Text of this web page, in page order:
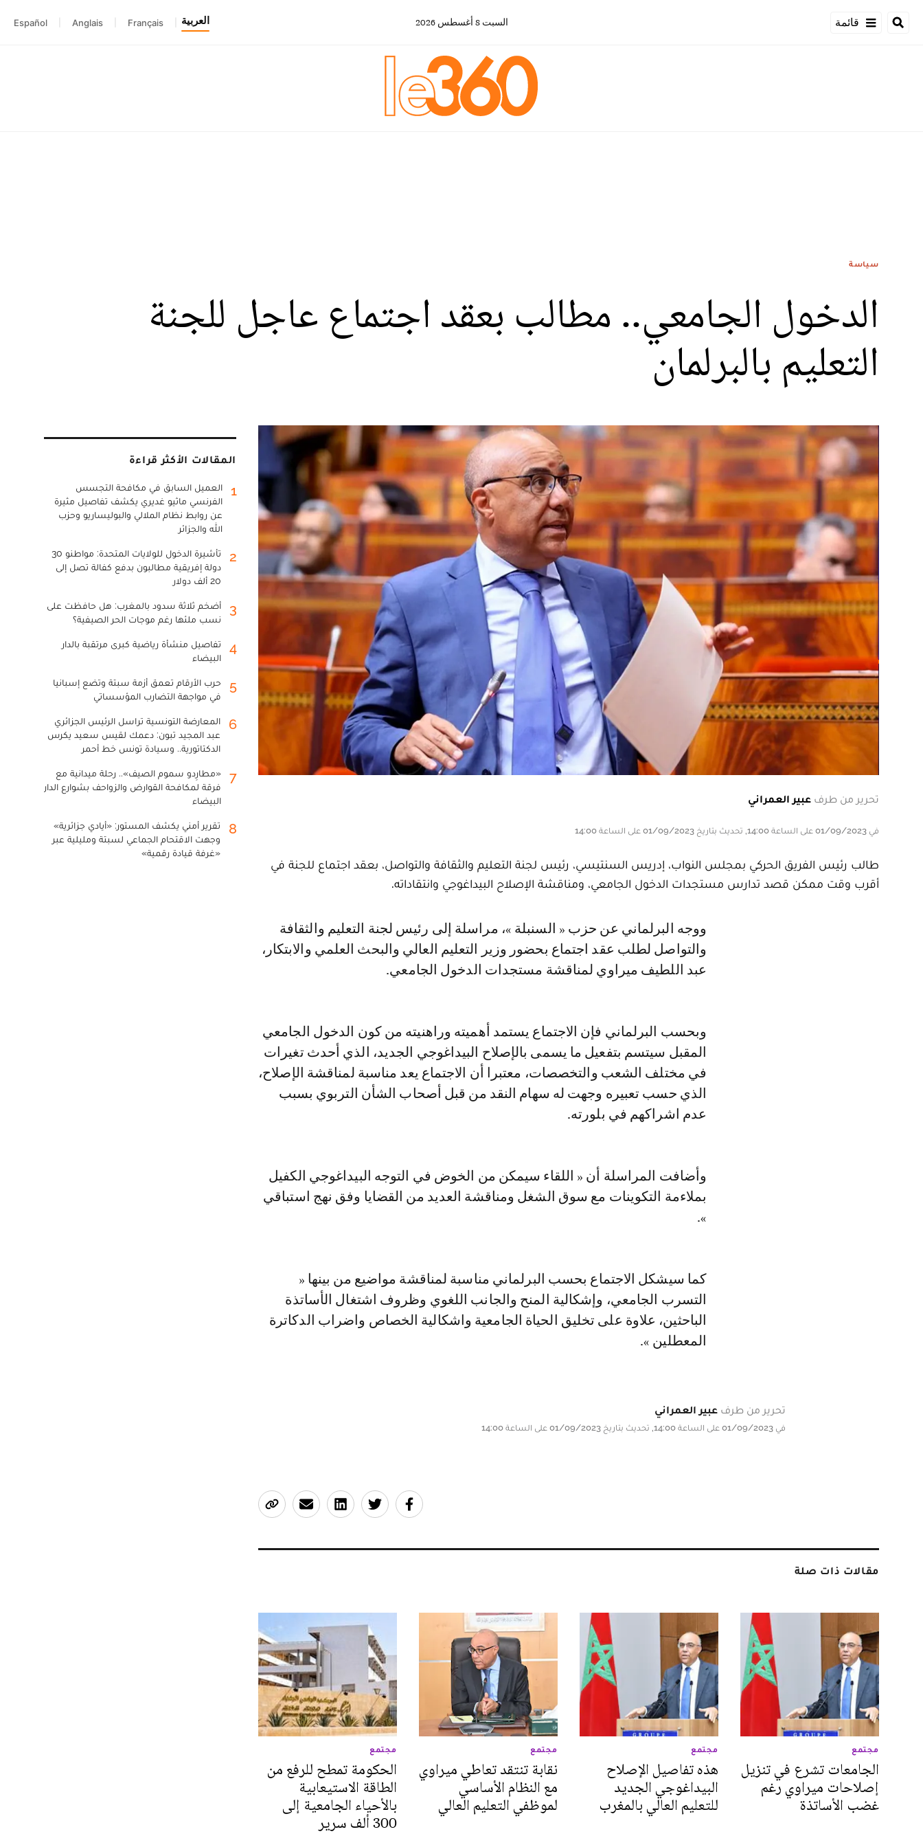
قائمة السبت 8 أغسطس 2026 العربية Français
Anglais
Español
سياسة
الدخول الجامعي.. مطالب بعقد اجتماع عاجل للجنة
التعليم بالبرلمان
تحرير من طرف عبير العمراني
في 01/09/2023 على الساعة 14:00, تحديث بتاريخ 01/09/2023 على الساعة 14:00
طالب رئيس الفريق الحركي بمجلس النواب، إدريس السنتيسي، رئيس لجنة التعليم والثقافة والتواصل، بعقد اجتماع للجنة في
أقرب وقت ممكن قصد تدارس مستجدات الدخول الجامعي، ومناقشة الإصلاح البيداغوجي وانتقاداته.
ووجه البرلماني عن حزب « السنبلة »، مراسلة إلى رئيس لجنة التعليم والثقافة
والتواصل لطلب عقد اجتماع بحضور وزير التعليم العالي والبحث العلمي والابتكار،
عبد اللطيف ميراوي لمناقشة مستجدات الدخول الجامعي.
وبحسب البرلماني فإن الاجتماع يستمد أهميته وراهنيته من كون الدخول الجامعي
المقبل سيتسم بتفعيل ما يسمى بالإصلاح البيداغوجي الجديد، الذي أحدث تغيرات
في مختلف الشعب والتخصصات، معتبرا أن الاجتماع يعد مناسبة لمناقشة الإصلاح،
الذي حسب تعبيره وجهت له سهام النقد من قبل أصحاب الشأن التربوي بسبب
عدم اشراكهم في بلورته.
وأضافت المراسلة أن « اللقاء سيمكن من الخوض في التوجه البيداغوجي الكفيل
بملاءمة التكوينات مع سوق الشغل ومناقشة العديد من القضايا وفق نهج استباقي
».
كما سيشكل الاجتماع بحسب البرلماني مناسبة لمناقشة مواضيع من بينها «
التسرب الجامعي، وإشكالية المنح والجانب اللغوي وظروف اشتغال الأساتذة
الباحثين، علاوة على تخليق الحياة الجامعية واشكالية الخصاص واضراب الدكاترة
المعطلين ».
تحرير من طرف عبير العمراني
في 01/09/2023 على الساعة 14:00, تحديث بتاريخ 01/09/2023 على الساعة 14:00
مقالات ذات صلة
مجتمع
الجامعات تشرع في تنزيل
إصلاحات ميراوي رغم
غضب الأساتذة
مجتمع
هذه تفاصيل الإصلاح
البيداغوجي الجديد
للتعليم العالي بالمغرب
مجتمع
نقابة تنتقد تعاطي ميراوي
مع النظام الأساسي
لموظفي التعليم العالي
مجتمع
الحكومة تمطح للرفع من
الطاقة الاستيعابية
بالأحياء الجامعية إلى
300 ألف سرير
المقالات الأكثر قراءة
1
العميل السابق في مكافحة التجسس
الفرنسي ماثيو غديري يكشف تفاصيل مثيرة
عن روابط نظام الملالي والبوليساريو وحزب
الله والجزائر
2
تأشيرة الدخول للولايات المتحدة: مواطنو 30
دولة إفريقية مطالبون بدفع كفالة تصل إلى
20 ألف دولار
3
أضخم ثلاثة سدود بالمغرب: هل حافظت على
نسب ملئها رغم موجات الحر الصيفية؟
4
تفاصيل منشأة رياضية كبرى مرتقبة بالدار
البيضاء
5
حرب الأرقام تعمق أزمة سبتة وتضع إسبانيا
في مواجهة التضارب المؤسساتي
6
المعارضة التونسية تراسل الرئيس الجزائري
عبد المجيد تبون: دعمك لقيس سعيد يكرس
الدكتاتورية.. وسيادة تونس خط أحمر
7
«مطارِدو سموم الصيف».. رحلة ميدانية مع
فرقة لمكافحة القوارض والزواحف بشوارع الدار
البيضاء
8
تقرير أمني يكشف المستور: «أيادي جزائرية»
وجهت الاقتحام الجماعي لسبتة ومليلية عبر
«غرفة قيادة رقمية»